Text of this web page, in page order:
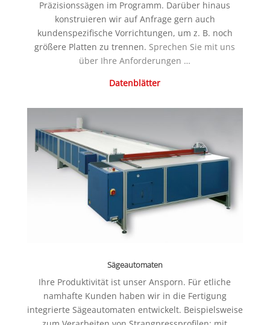
Präzisionssägen im Programm. Darüber hinaus
konstruieren wir auf Anfrage gern auch
kundenspezifische Vorrichtungen, um z. B. noch
größere Platten zu trennen. Sprechen Sie mit uns
über Ihre Anforderungen …
Datenblätter
Sägeautomaten
Ihre Produktivität ist unser Ansporn. Für etliche
namhafte Kunden haben wir in die Fertigung
integrierte Sägeautomaten entwickelt. Beispielsweise